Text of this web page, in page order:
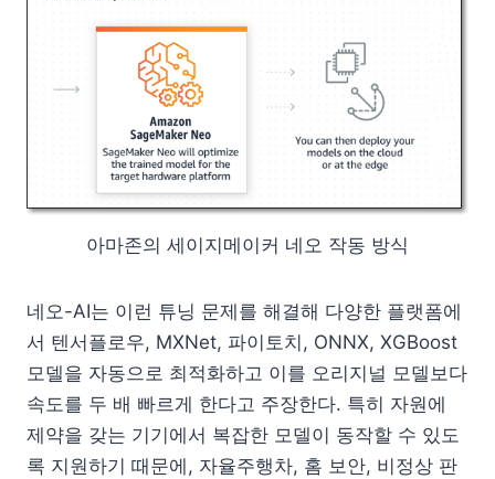
아마존의 세이지메이커 네오 작동 방식
네오-AI는 이런 튜닝 문제를 해결해 다양한 플랫폼에
서 텐서플로우, MXNet, 파이토치, ONNX, XGBoost
모델을 자동으로 최적화하고 이를 오리지널 모델보다
속도를 두 배 빠르게 한다고 주장한다. 특히 자원에
제약을 갖는 기기에서 복잡한 모델이 동작할 수 있도
록 지원하기 때문에, 자율주행차, 홈 보안, 비정상 판